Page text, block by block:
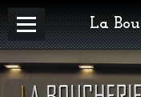
La
Accueil